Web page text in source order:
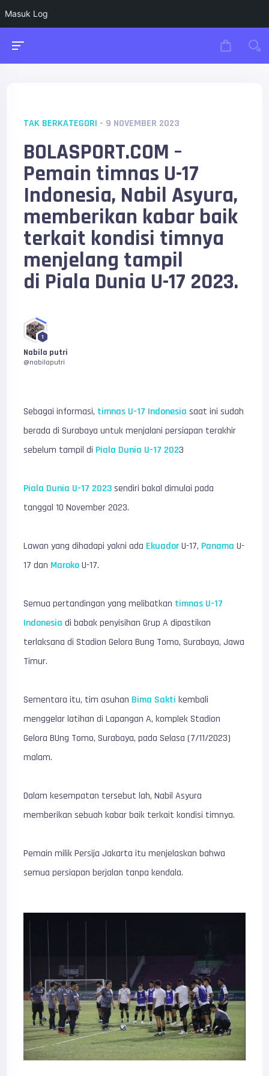
Masuk Log
TAK BERKATEGORI - 9 NOVEMBER 2023
BOLASPORT.COM –
Pemain timnas U-17
Indonesia, Nabil Asyura,
memberikan kabar baik
terkait kondisi timnya
menjelang tampil
di Piala Dunia U-17 2023.
1
Nabila putri
@nabilaputri
Sebagai informasi, timnas U-17 Indonesia saat ini sudah
berada di Surabaya untuk menjalani persiapan terakhir
sebelum tampil di Piala Dunia U-17 2023
Piala Dunia U-17 2023sendiri bakal dimulai pada
tanggal 10 November 2023.
Lawan yang dihadapi yakni ada EkuadorU-17, Panama U-
17 dan MarokoU-17.
Semua pertandingan yang melibatkan timnas U-17
Indonesia di babak penyisihan Grup A dipastikan
terlaksana di Stadion Gelora Bung Tomo, Surabaya, Jawa
Timur.
Sementara itu, tim asuhan Bima Sakti kembali
menggelar latihan di Lapangan A, komplek Stadion
Gelora BUng Tomo, Surabaya, pada Selasa (7/11/2023)
malam.
Dalam kesempatan tersebut lah, Nabil Asyura
memberikan sebuah kabar baik terkait kondisi timnya.
Pemain milik Persija Jakarta itu menjelaskan bahwa
semua persiapan berjalan tanpa kendala.